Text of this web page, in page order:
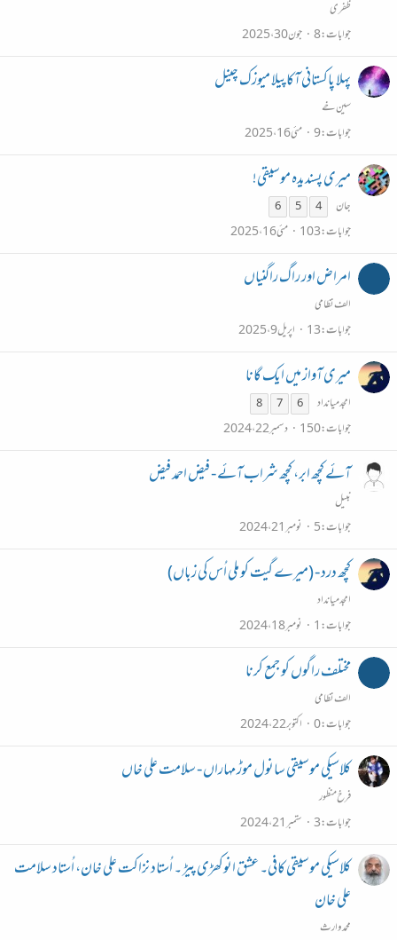
ظفری
جوابات 8 جون 30، 2025
پہلا پاکستانی آکاپیلا میوزک چینل
سین خے
جوابات 9 مئی 16، 2025
میری پسندیدہ موسیقی!
جان 4
5
6
جوابات 103 مئی 16، 2025
امراض اور راگ راگنیاں
الف نظامی
جوابات 13 اپریل 9، 2025
میری آواز میں ایک گانا
امجد میانداد 6
7
8
جوابات 150 دسمبر 22، 2024
آئے کچھ ابر، کچھ شراب آئے - فیض احمد فیض
نبیل
جوابات 5 نومبر 21، 2024
کچھ درد - (میرے گیت کو ملی اُس کی زباں)
امجد میانداد
جوابات 1 نومبر 18، 2024
مختلف راگوں کو جمع کرنا
الف نظامی
جوابات 0 اکتوبر 22، 2024
کلاسیکی موسیقیسانول موڑ مہاراں - سلامت علی خاں
فرخ منظور
جوابات 3 ستمبر 21، 2024
کلاسیکی موسیقیکافی۔ عشق انوکھڑی پیڑ ۔ اُستاد نزاکت علی خان، اُستاد سلامت
علی خان
محمد وارث